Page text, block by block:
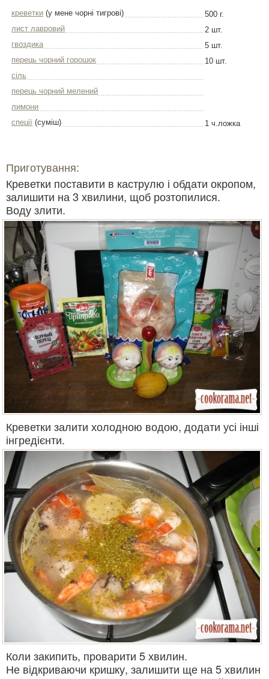
креветки (у мене чорні тигрові)
500 г.
лист лавровий
2 шт.
гвоздика
5 шт.
перець чорний горошок
10 шт.
сіль
перець чорний мелений
лимони
спеції (суміш) 1 ч.ложка
Приготування:
Креветки поставити в каструлю і обдати окропом,
залишити на 3 хвилини, щоб розтопилися.
Воду злити.
Креветки залити холодною водою, додати усі інші
інгредієнти.
Коли закипить, проварити 5 хвилин.
Не відкриваючи кришку, залишити ще на 5 хвилин